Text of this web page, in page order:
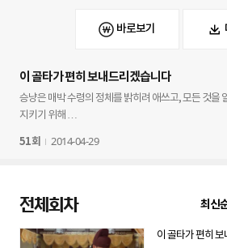
바로보기
이 골타가 편히 보내드리겠습니다
승냥은 매박 수령의 정체를 밝히려 애쓰고, 모든 것을
지키기 위해
51회 2014-04-29
전체회차 최신
이 골타가 편히